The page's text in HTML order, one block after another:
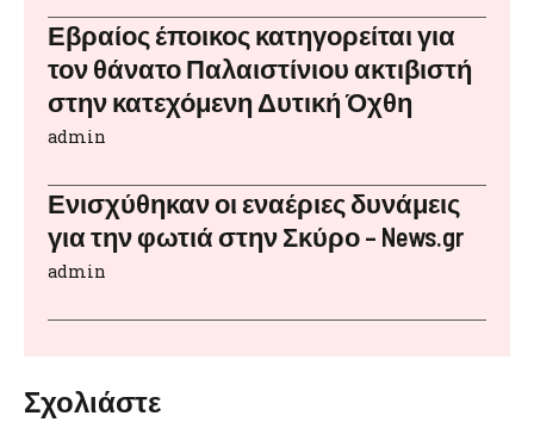
Εβραίος έποικος κατηγορείται για
τον θάνατο Παλαιστίνιου ακτιβιστή
στην κατεχόμενη Δυτική Όχθη
admin
Ενισχύθηκαν οι εναέριες δυνάμεις
για την φωτιά στην Σκύρο – News.gr
admin
Σχολιάστε